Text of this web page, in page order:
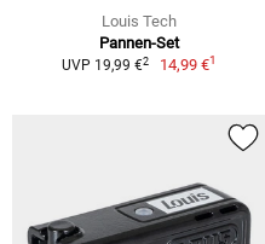
Louis Tech
Pannen-Set
UVP 19,99 €2 14,99 €1